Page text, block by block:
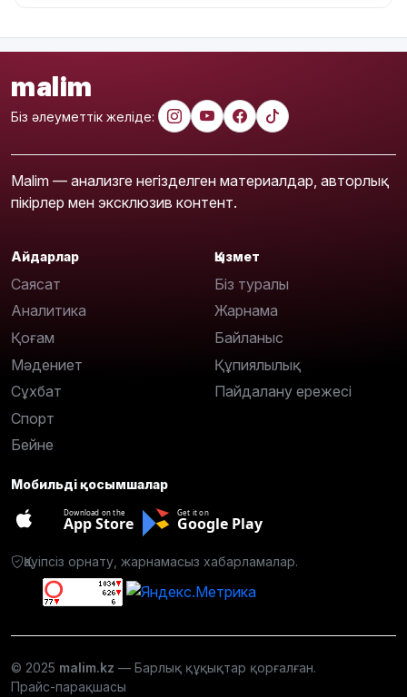
malim
Біз әлеуметтік желіде:
Malim — анализге негізделген материалдар, авторлық
пікірлер мен эксклюзив контент.
Айдарлар
Саясат
Аналитика
Қоғам
Мәдениет
Сұхбат
Спорт
Бейне
Қызмет
Біз туралы
Жарнама
Байланыс
Құпиялылық
Пайдалану ережесі
Мобильді қосымшалар
Download on the
App Store
Get it on
Google Play
Қауіпсіз орнату, жарнамасыз хабарламалар.
© 2025 malim.kz — Барлық құқықтар қорғалған.
Прайс-парақшасы